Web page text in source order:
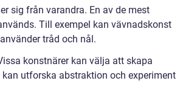
sig från varandra. En av de mest
Till exempel kan vävnadskonst
tråd och nål.
konstnärer kan välja att skapa
utforska abstraktion och experiment